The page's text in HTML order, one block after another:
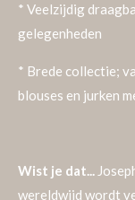
* Veelzijdig
gelegenheden
* Brede collectie;
blouses en jurken
Wist je dat...
wereldwijd wordt